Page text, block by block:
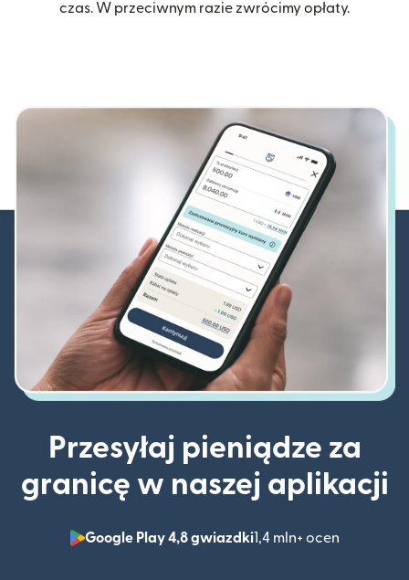
czas. W przeciwnym razie zwrócimy opłaty.
Przesyłaj pieniądze za
granicę w naszej aplikacji
Google Play 4,8 gwiazdki1,4 mln+ ocen
(otwiera